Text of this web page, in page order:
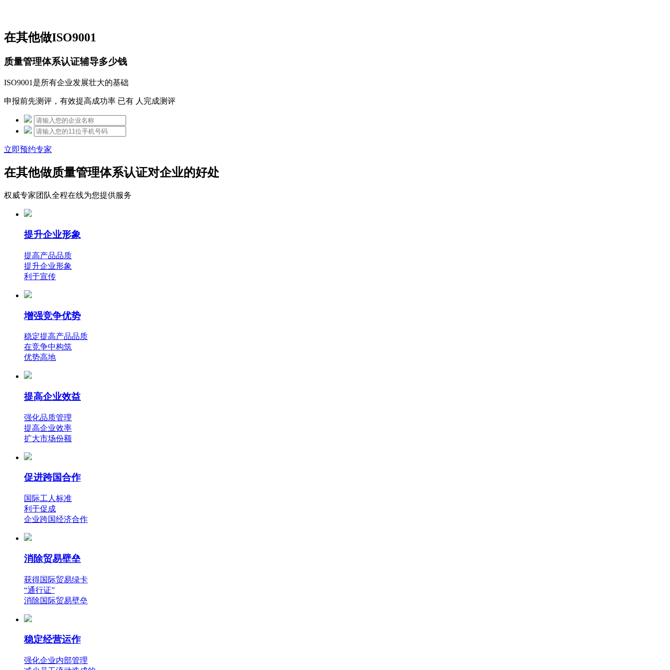
在其他做ISO9001
质量管理体系认证辅导多少钱
ISO9001是所有企业发展壮大的基础
申报前先测评，有效提高成功率 已有 人完成测评
立即预约专家
在其他做质量管理体系认证对企业的好处
权威专家团队全程在线为您提供服务
提升企业形象
提高产品品质
提升企业形象
利于宣传
增强竞争优势
稳定提高产品品质
在竞争中构筑
优势高地
提高企业效益
强化品质管理
提高企业效率
扩大市场份额
促进跨国合作
国际工人标准
利于促成
企业跨国经济合作
消除贸易壁垒
获得国际贸易绿卡
“通行证”
消除国际贸易壁垒
稳定经营运作
强化企业内部管理